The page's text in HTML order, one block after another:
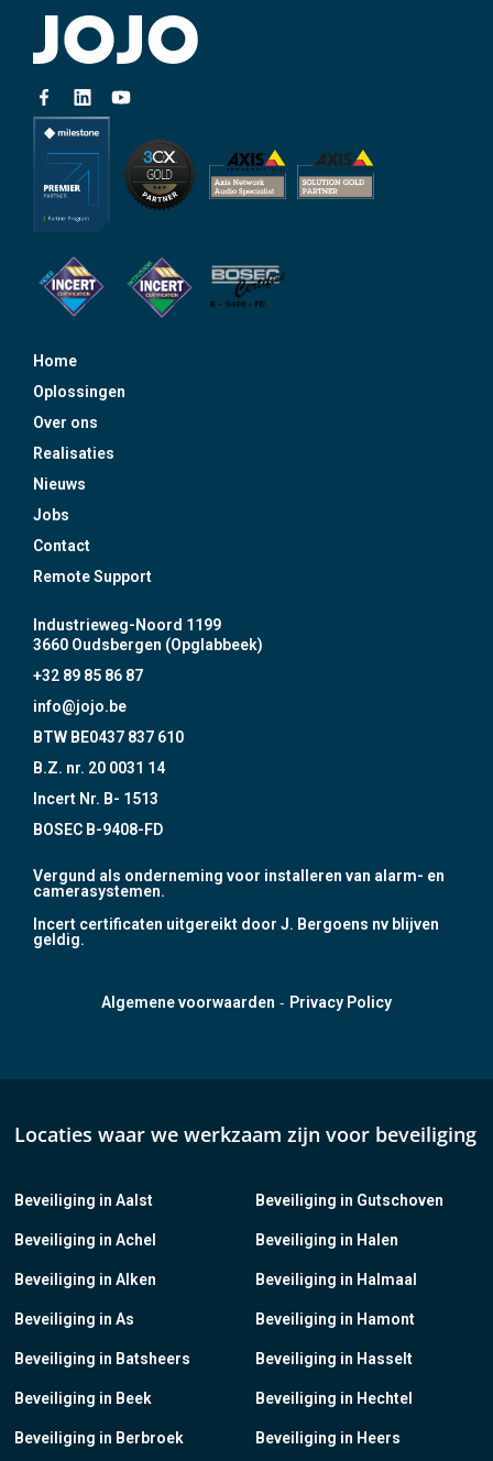
Home
Oplossingen
Over ons
Realisaties
Nieuws
Jobs
Contact
Remote Support
Industrieweg-Noord 1199
3660 Oudsbergen (Opglabbeek)
+32 89 85 86 87
info@jojo.be
BTW BE0437 837 610
B.Z. nr. 20 0031 14
Incert Nr. B- 1513
BOSEC B-9408-FD
Vergund als onderneming voor installeren van alarm- en
camerasystemen.
Incert certificaten uitgereikt door J. Bergoens nv blijven
geldig.
Algemene voorwaarden - Privacy Policy
Locaties waar we werkzaam zijn voor beveiliging
Beveiliging in Aalst
Beveiliging in Achel
Beveiliging in Alken
Beveiliging in As
Beveiliging in Batsheers
Beveiliging in Beek
Beveiliging in Berbroek
Beveiliging in Gutschoven
Beveiliging in Halen
Beveiliging in Halmaal
Beveiliging in Hamont
Beveiliging in Hasselt
Beveiliging in Hechtel
Beveiliging in Heers